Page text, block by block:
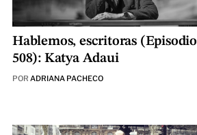
Hablemos, escritoras (Episodio
508): Katya Adaui
POR ADRIANA PACHECO